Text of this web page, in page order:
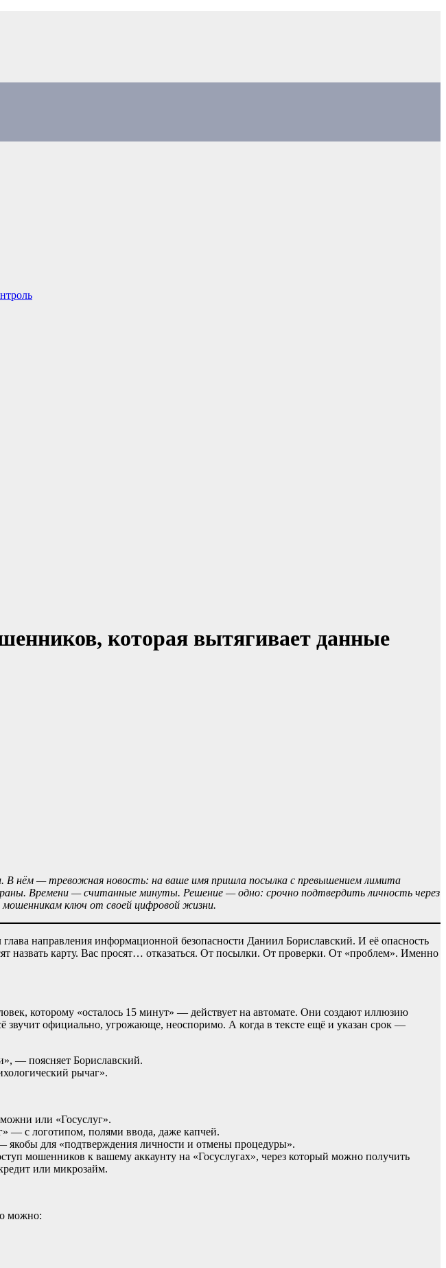
которая вытягивает данные
нём — тревожная новость: на ваше имя пришла посылка с превышением лимита
Времени — считанные минуты. Решение — одно: срочно подтвердить личность через
ключ от своей цифровой жизни.
направления информационной безопасности Даниил Бориславский. И её опасность
назвать карту. Вас просят… отказаться. От посылки. От проверки. От «проблем». Именно
которому «осталось 15 минут» — действует на автомате. Они создают иллюзию
звучит официально, угрожающе, неоспоримо. А когда в тексте ещё и указан срок —
— поясняет Бориславский.
рычаг».
или «Госуслуг».
— с логотипом, полями ввода, даже капчей.
для «подтверждения личности и отмены процедуры».
мошенников к вашему аккаунту на «Госуслугах», через который можно получить
или микрозайм.
можно: